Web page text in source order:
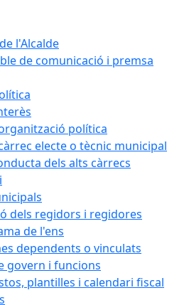
l'Alcalde
de comunicació i premsa
política
electe o tècnic municipal
dels alts càrrecs
dels regidors i regidores
de l'ens
dependents o vinculats
govern i funcions
plantilles i calendari fiscal